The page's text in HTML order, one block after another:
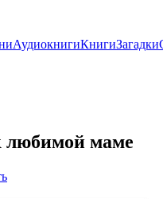
АудиокнигиКнигиЗагадки
любимой маме